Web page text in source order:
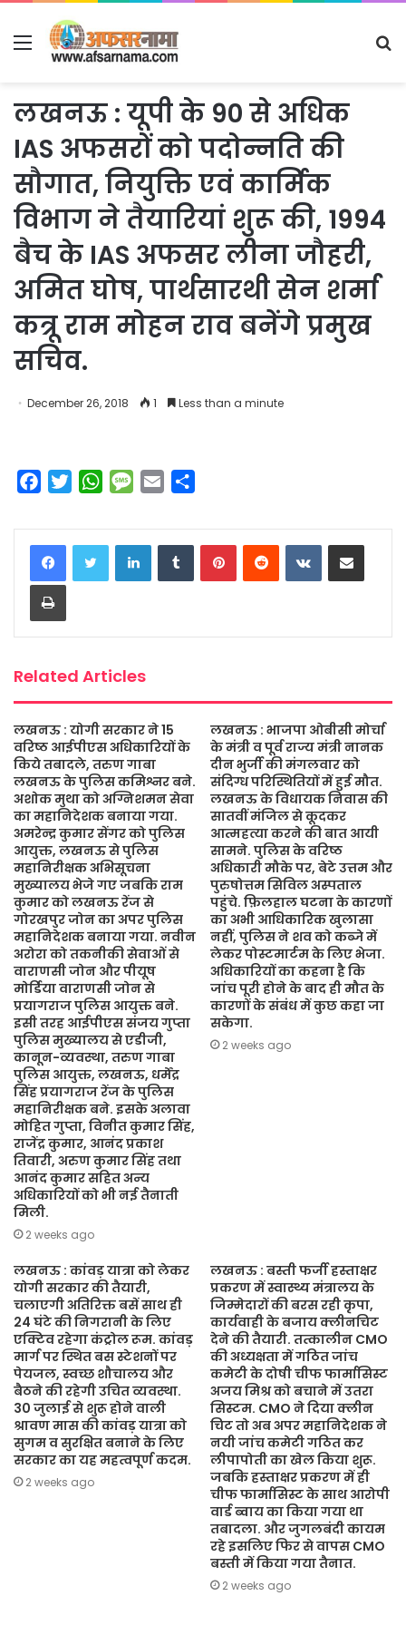
Menu
लखनऊ : यूपी के 90 से अधिक
IAS अफसरों को पदोन्नति की
सौगात, नियुक्ति एवं कार्मिक
विभाग ने तैयारियां शुरू की, 1994
बैच के IAS अफसर लीना जौहरी,
अमित घोष, पार्थसारथी सेन शर्मा
कत्रू राम मोहन राव बनेंगे प्रमुख
सचिव.
December 26, 2018 1 Less than a minute
c
e
b
o
o
i
t
t
W
a
t
s
M
s
s
a
a
i
a
r
e
LinkedInTumblrPinterestReddit VKontakteShare via Email
Print
Related Articles
लखनऊ : योगी सरकार ने 15
वरिष्ठ आईपीएस अधिकारियों के
किये तबादले, तरुण गाबा
लखनऊ के पुलिस कमिश्नर बने.
अशोक मुथा को अग्निशमन सेवा
का महानिदेशक बनाया गया.
अमरेन्द्र कुमार सेंगर को पुलिस
आयुक्त, लखनऊ से पुलिस
महानिरीक्षक अभिसूचना
मुख्यालय भेजे गए जबकि राम
कुमार को लखनऊ रेंज से
गोरखपुर जोन का अपर पुलिस
महानिदेशक बनाया गया. नवीन
अरोरा को तकनीकी सेवाओं से
वाराणसी जोन और पीयूष
मोर्डिया वाराणसी जोन से
प्रयागराज पुलिस आयुक्त बने.
इसी तरह आईपीएस संजय गुप्ता
पुलिस मुख्यालय से एडीजी,
कानून-व्यवस्था, तरुण गाबा
पुलिस आयुक्त, लखनऊ, धर्मेंद्र
सिंह प्रयागराज रेंज के पुलिस
महानिरीक्षक बने. इसके अलावा
मोहित गुप्ता, विनीत कुमार सिंह,
राजेंद्र कुमार, आनंद प्रकाश
तिवारी, अरुण कुमार सिंह तथा
आनंद कुमार सहित अन्य
अधिकारियों को भी नई तैनाती
मिली.
2 weeks ago
लखनऊ : भाजपा ओबीसी मोर्चा
के मंत्री व पूर्व राज्य मंत्री नानक
दीन भुर्जी की मंगलवार को
संदिग्ध परिस्थितियों में हुई मौत.
लखनऊ के विधायक निवास की
सातवीं मंजिल से कूदकर
आत्महत्या करने की बात आयी
सामने. पुलिस के वरिष्ठ
अधिकारी मौके पर, बेटे उत्तम और
पुरुषोत्तम सिविल अस्पताल
पहुंचे. फ़िलहाल घटना के कारणों
का अभी आधिकारिक खुलासा
नहीं, पुलिस ने शव को कब्जे में
लेकर पोस्टमार्टम के लिए भेजा.
अधिकारियों का कहना है कि
जांच पूरी होने के बाद ही मौत के
कारणों के संबंध में कुछ कहा जा
सकेगा.
2 weeks ago
लखनऊ : कांवड़ यात्रा को लेकर
योगी सरकार की तैयारी,
चलाएगी अतिरिक्त बसें साथ ही
24 घंटे की निगरानी के लिए
एक्टिव रहेगा कंट्रोल रूम. कांवड़
मार्ग पर स्थित बस स्टेशनों पर
पेयजल, स्वच्छ शौचालय और
बैठने की रहेगी उचित व्यवस्था.
30 जुलाई से शुरू होने वाली
श्रावण मास की कांवड़ यात्रा को
सुगम व सुरक्षित बनाने के लिए
सरकार का यह महत्वपूर्ण कदम.
2 weeks ago
लखनऊ : बस्ती फर्जी हस्ताक्षर
प्रकरण में स्वास्थ्य मंत्रालय के
जिम्मेदारों की बरस रही कृपा,
कार्यवाही के बजाय क्लीनचिट
देने की तैयारी. तत्कालीन CMO
की अध्यक्षता में गठित जांच
कमेटी के दोषी चीफ फार्मासिस्ट
अजय मिश्र को बचाने में उतरा
सिस्टम. CMO ने दिया क्लीन
चिट तो अब अपर महानिदेशक ने
नयी जांच कमेटी गठित कर
लीपापोती का खेल किया शुरू.
जबकि हस्ताक्षर प्रकरण में ही
चीफ फार्मासिस्ट के साथ आरोपी
वार्ड ब्वाय का किया गया था
तबादला. और जुगलबंदी कायम
रहे इसलिए फिर से वापस CMO
बस्ती में किया गया तैनात.
2 weeks ago